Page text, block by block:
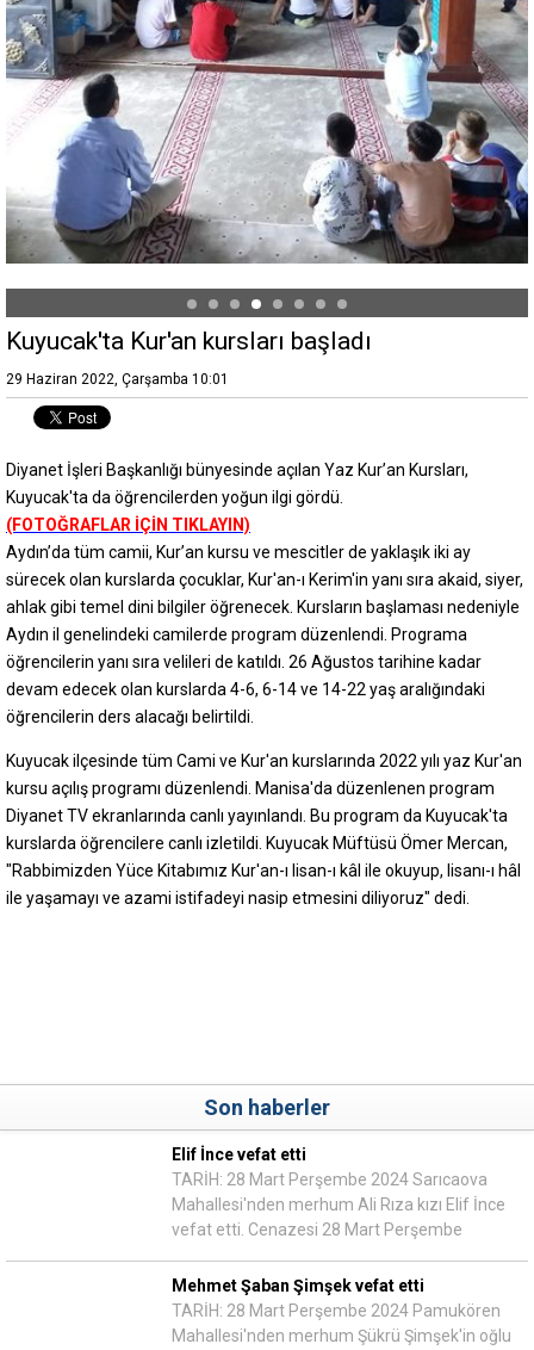
Kuyucak'ta Kur'an kursları başladı
29 Haziran 2022, Çarşamba 10:01
Diyanet İşleri Başkanlığı bünyesinde açılan Yaz Kur’an Kursları,
Kuyucak'ta da öğrencilerden yoğun ilgi gördü.
(FOTOĞRAFLAR İÇİN TIKLAYIN)
Aydın’da tüm camii, Kur’an kursu ve mescitler de yaklaşık iki ay
sürecek olan kurslarda çocuklar, Kur'an-ı Kerim'in yanı sıra akaid, siyer,
ahlak gibi temel dini bilgiler öğrenecek. Kursların başlaması nedeniyle
Aydın il genelindeki camilerde program düzenlendi. Programa
öğrencilerin yanı sıra velileri de katıldı. 26 Ağustos tarihine kadar
devam edecek olan kurslarda 4-6, 6-14 ve 14-22 yaş aralığındaki
öğrencilerin ders alacağı belirtildi.
Kuyucak ilçesinde tüm Cami ve Kur'an kurslarında 2022 yılı yaz Kur'an
kursu açılış programı düzenlendi. Manisa'da düzenlenen program
Diyanet TV ekranlarında canlı yayınlandı. Bu program da Kuyucak'ta
kurslarda öğrencilere canlı izletildi. Kuyucak Müftüsü Ömer Mercan,
"Rabbimizden Yüce Kitabımız Kur'an-ı lisan-ı kâl ile okuyup, lisanı-ı hâl
ile yaşamayı ve azami istifadeyi nasip etmesini diliyoruz" dedi.
Son haberler
Elif İnce vefat etti
TARİH: 28 Mart Perşembe 2024 Sarıcaova
Mahallesi'nden merhum Ali Rıza kızı Elif İnce
vefat etti. Cenazesi 28 Mart Perşembe
Mehmet Şaban Şimşek vefat etti
TARİH: 28 Mart Perşembe 2024 Pamukören
Mahallesi'nden merhum Şükrü Şimşek'in oğlu